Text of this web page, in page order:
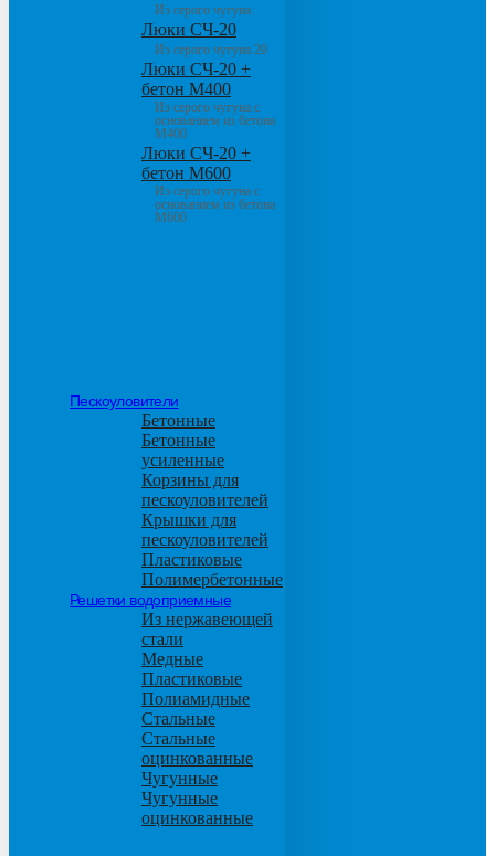
Из серого чугуна
Люки СЧ-20
Из серого чугуна 20
Люки СЧ-20 +
бетон М400
Из серого чугуна с
основанием из бетона
М400
Люки СЧ-20 +
бетон М600
Из серого чугуна с
основанием из бетона
М600
Пескоуловители
Бетонные
Бетонные
усиленные
Корзины для
пескоуловителей
Крышки для
пескоуловителей
Пластиковые
Полимербетонные
Решетки водоприемные
Из нержавеющей
стали
Медные
Пластиковые
Полиамидные
Стальные
Стальные
оцинкованные
Чугунные
Чугунные
оцинкованные